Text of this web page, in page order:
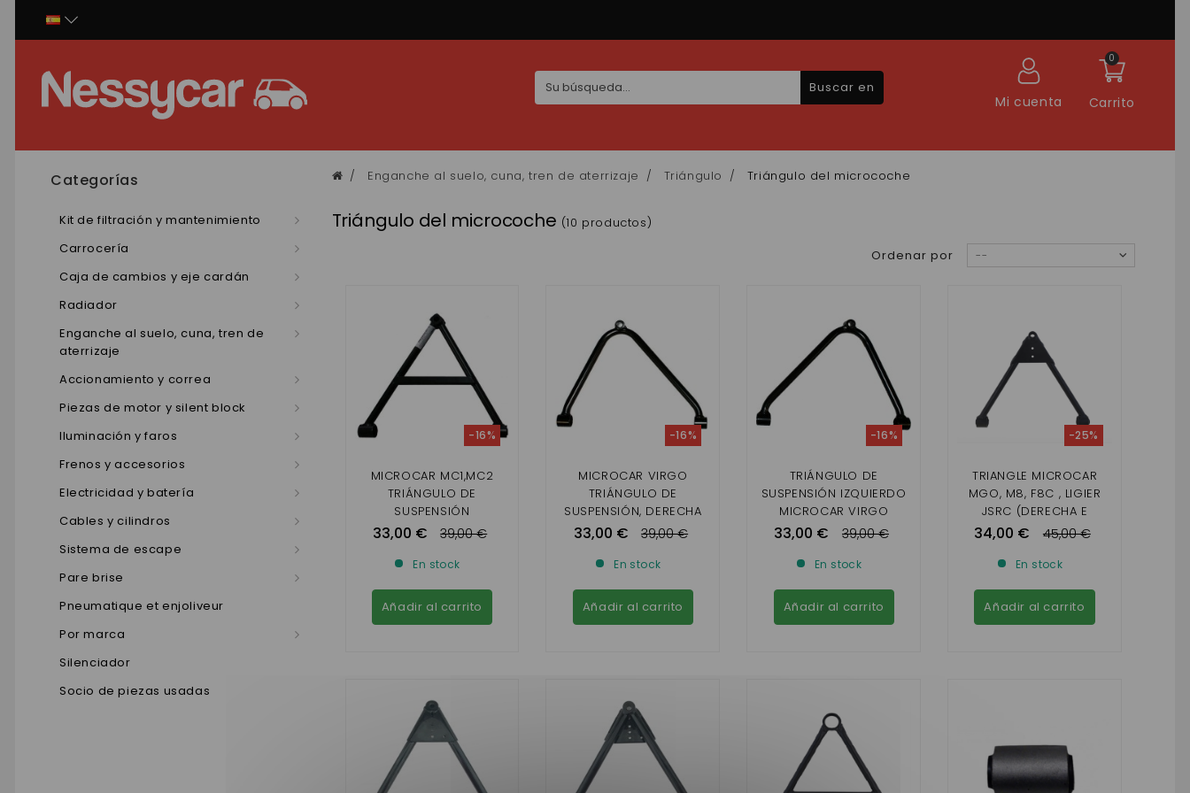
Carrito
0
Mi cuenta
Buscar en
Categorías
Kit de filtración y mantenimiento
Carrocería
Caja de cambios y eje cardán
Radiador
Enganche al suelo, cuna, tren de
aterrizaje
Accionamiento y correa
Piezas de motor y silent block
Iluminación y faros
Frenos y accesorios
Electricidad y batería
Cables y cilindros
Sistema de escape
Pare brise
Pneumatique et enjoliveur
Por marca
Silenciador
Socio de piezas usadas
Enganche al suelo, cuna, tren de aterrizaje Triángulo Triángulo del microcoche
Triángulo del microcoche (10 productos)
Ordenar por
--
MICROCAR MC1,MC2
TRIÁNGULO DE
SUSPENSIÓN
33,00 €
-16%
39,00 €
En stock
Añadir al carrito
MICROCAR VIRGO
TRIÁNGULO DE
SUSPENSIÓN, DERECHA
33,00 €
-16%
39,00 €
En stock
Añadir al carrito
TRIÁNGULO DE
SUSPENSIÓN IZQUIERDO
MICROCAR VIRGO
33,00 €
-16%
39,00 €
En stock
Añadir al carrito
TRIANGLE MICROCAR
MGO, M8, F8C , LIGIER
JSRC (DERECHA E
IZQUIERDA)
34,00 €
-25%
45,00 €
En stock
Añadir al carrito